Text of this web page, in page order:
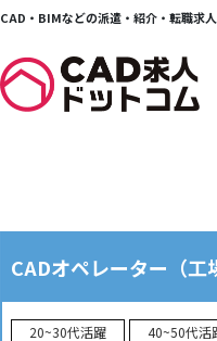
CAD・BIMなどの派遣・紹介・転職求
CADオペレーター（工
20~30代活躍 40~50代活